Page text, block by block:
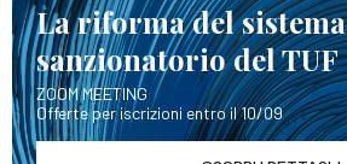
La riforma del sistema
sanzionatorio del TUF
ZOOM MEETING
Offerte per iscrizioni entro il 10/09